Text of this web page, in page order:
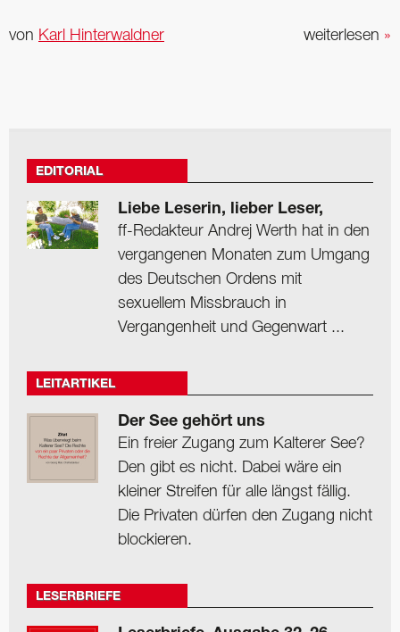
weiterlesen »
von Karl Hinterwaldner
EDITORIAL
Liebe Leserin, lieber Leser,
ff-Redakteur Andrej Werth hat in den
vergangenen Monaten zum Umgang
des Deutschen Ordens mit
sexuellem Missbrauch in
Vergangenheit und Gegenwart ...
LEITARTIKEL
Der See gehört uns
Ein freier Zugang zum Kalterer See?
Den gibt es nicht. Dabei wäre ein
kleiner Streifen für alle längst fällig.
Die Privaten dürfen den Zugang nicht
blockieren.
LESERBRIEFE